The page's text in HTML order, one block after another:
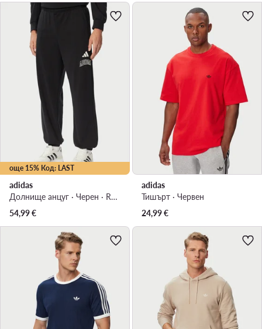
още 15% Код: LAST
adidas
Долнище анцуг · Черен · Regular Fit
54,99€
adidas
Тишърт · Червен
24,99€